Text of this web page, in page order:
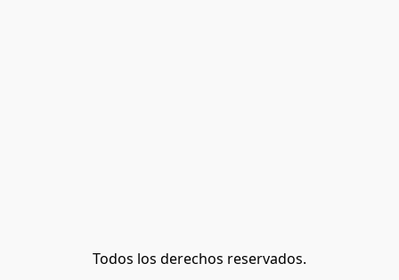
Todos los derechos reservados.